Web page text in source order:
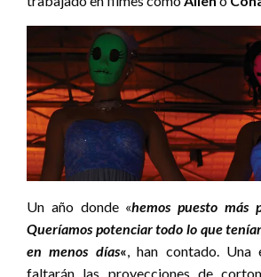
Un año donde «hemos puesto más
Queríamos potenciar todo lo que
en menos días« , han contado.
faltarán las proyecciones de